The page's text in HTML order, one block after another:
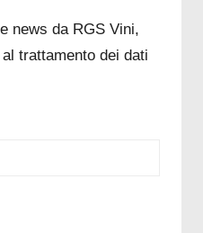
news da RGS Vini,
trattamento dei dati